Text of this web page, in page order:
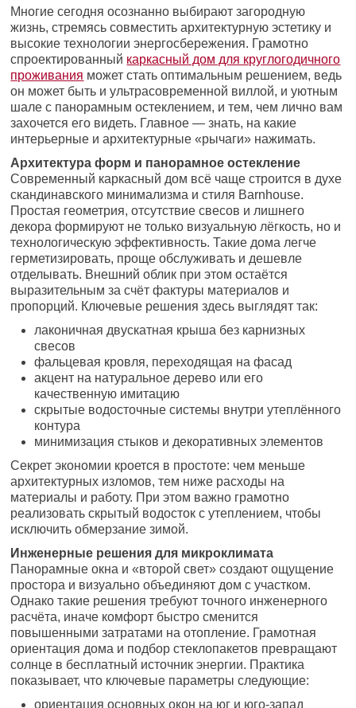
Многие сегодня осознанно выбирают загородную
жизнь, стремясь совместить архитектурную эстетику и
высокие технологии энергосбережения. Грамотно
спроектированный каркасный дом для круглогодичного
проживания может стать оптимальным решением, ведь
он может быть и ультрасовременной виллой, и уютным
шале с панорамным остеклением, и тем, чем лично вам
захочется его видеть. Главное — знать, на какие
интерьерные и архитектурные «рычаги» нажимать.
Архитектура форм и панорамное остекление
Современный каркасный дом всё чаще строится в духе
скандинавского минимализма и стиля Barnhouse.
Простая геометрия, отсутствие свесов и лишнего
декора формируют не только визуальную лёгкость, но и
технологическую эффективность. Такие дома легче
герметизировать, проще обслуживать и дешевле
отделывать. Внешний облик при этом остаётся
выразительным за счёт фактуры материалов и
пропорций. Ключевые решения здесь выглядят так:
лаконичная двускатная крыша без карнизных
свесов
фальцевая кровля, переходящая на фасад
акцент на натуральное дерево или его
качественную имитацию
скрытые водосточные системы внутри утеплённого
контура
минимизация стыков и декоративных элементов
Секрет экономии кроется в простоте: чем меньше
архитектурных изломов, тем ниже расходы на
материалы и работу. При этом важно грамотно
реализовать скрытый водосток с утеплением, чтобы
исключить обмерзание зимой.
Инженерные решения для микроклимата
Панорамные окна и «второй свет» создают ощущение
простора и визуально объединяют дом с участком.
Однако такие решения требуют точного инженерного
расчёта, иначе комфорт быстро сменится
повышенными затратами на отопление. Грамотная
ориентация дома и подбор стеклопакетов превращают
солнце в бесплатный источник энергии. Практика
показывает, что ключевые параметры следующие:
ориентация основных окон на юг и юго-запад